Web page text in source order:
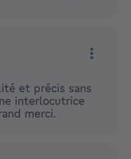
et précis sans
interlocutrice
merci.